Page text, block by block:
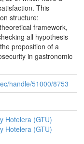
This
structure:
framework,
all hypothesis
proposition of a
in gastronomic
handle/51000/8753
Hotelera (GTU)
Hotelera (GTU)